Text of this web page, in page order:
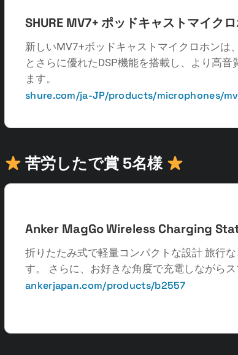
SHURE MV7+ ポッドキャストマイク
新しいMV7+ポッドキャストマイクロホンは
とさらに優れたDSP機能を搭載し、より高
ます。
shure.com/ja-JP/products/microphones/
苦労したで賞 5名様
Anker MagGo Wireless Charging
折りたたみ式で軽量コンパクトな設計 旅行
す。 さらに、お好きな角度で充電しながらス
ankerjapan.com/products/b2557